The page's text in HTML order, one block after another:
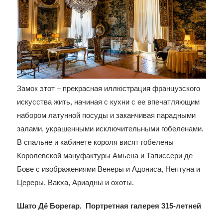
Замок этот – прекрасная иллюстрация французского
искусства жить, начиная с кухни с ее впечатляющим
набором латунной посуды и заканчивая парадными
залами, украшенными исключительными гобеленами.
В спальне и кабинете короля висят гобелены
Королевской мануфактуры Амьена и Таписсери де
Бове с изображениями Венеры и Адониса, Нептуна и
Цереры, Вакха, Ариадны и охоты.
Шато Дё Борегар. Портретная галерея 315-летней